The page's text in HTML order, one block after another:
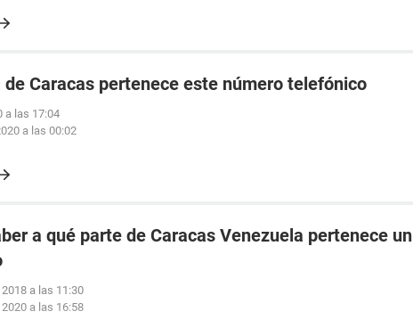
de Caracas pertenece este número telefónico
a las 17:04
a las 00:02
a qué parte de Caracas Venezuela pertenece un
a las 11:30
a las 16:58